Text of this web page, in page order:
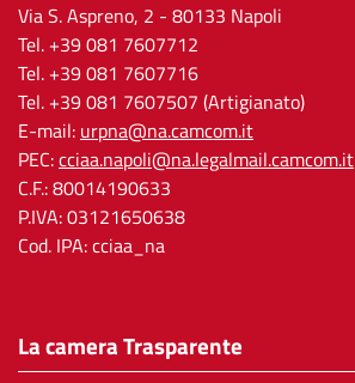
Via S. Aspreno, 2 - 80133 Napoli
Tel. +39 081 7607712
Tel. +39 081 7607716
Tel. +39 081 7607507 (Artigianato)
E-mail: urpna@na.camcom.it
PEC:cciaa.napoli@na.legalmail.camcom.it
C.F.: 80014190633
P.IVA: 03121650638
Cod. IPA: cciaa_na
La camera Trasparente